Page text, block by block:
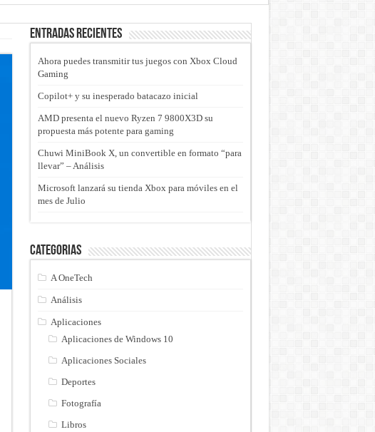
Entradas recientes
Ahora puedes transmitir tus juegos con Xbox Cloud
Gaming
Copilot+ y su inesperado batacazo inicial
AMD presenta el nuevo Ryzen 7 9800X3D su
propuesta más potente para gaming
Chuwi MiniBook X, un convertible en formato “para
llevar” – Análisis
Microsoft lanzará su tienda Xbox para móviles en el
mes de Julio
Categorias
A OneTech
Análisis
Aplicaciones
Aplicaciones de Windows 10
Aplicaciones Sociales
Deportes
Fotografía
Libros